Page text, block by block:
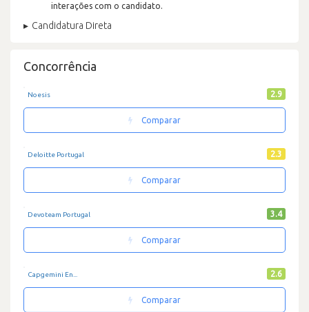
interações com o candidato.
Candidatura Direta
Concorrência
Noesis 2.9
Comparar
Deloitte Portugal 2.3
Comparar
Devoteam Portugal 3.4
Comparar
Capgemini En... 2.6
Comparar